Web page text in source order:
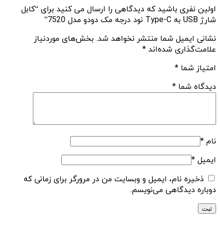
اولین نفری باشید که دیدگاهی را ارسال می کنید برای “کابل
شارژ USB به Type-C نود درجه مک دودو مدل 7520”
نشانی ایمیل شما منتشر نخواهد شد. بخش‌های موردنیاز
علامت‌گذاری شده‌اند *
امتیاز شما *
دیدگاه شما *
نام *
ایمیل *
ذخیره نام، ایمیل و وبسایت من در مرورگر برای زمانی که
دوباره دیدگاهی می‌نویسم.